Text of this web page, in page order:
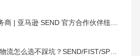
2026亚马逊FBA头程物流怎么选不踩坑？SEND/FIST/SPN官方认证物流商，只有这家敢承诺“准达率第一”